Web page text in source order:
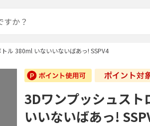
ル 380ml いないいないばあっ! SSPV4
3Dワンプッシュス
いいないばあっ!